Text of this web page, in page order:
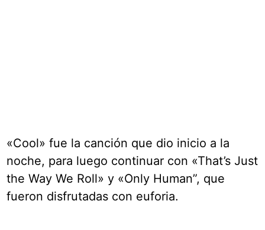
«Cool» fue la canción que dio inicio a la
noche, para luego continuar con «That’s Just
the Way We Roll» y «Only Human”, que
fueron disfrutadas con euforia.